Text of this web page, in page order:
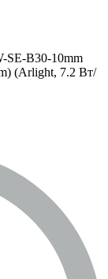
SE-B30-10mm
(Arlight, 7.2 Вт/